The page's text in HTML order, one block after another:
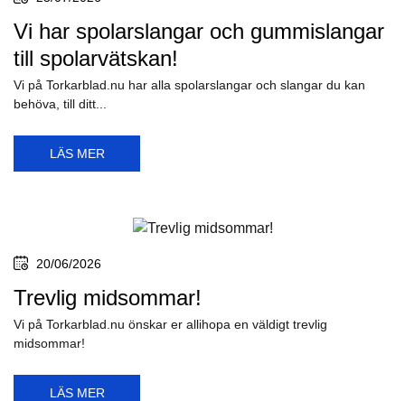
Vi har spolarslangar och gummislangar
till spolarvätskan!
Vi på Torkarblad.nu har alla spolarslangar och slangar du kan
behöva, till ditt...
LÄS MER
20/06/2026
Trevlig midsommar!
Vi på Torkarblad.nu önskar er allihopa en väldigt trevlig
midsommar!
LÄS MER